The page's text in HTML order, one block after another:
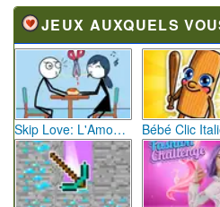
JEUX AUXQUELS VOUS
Skip Love: L'Amour en Péril